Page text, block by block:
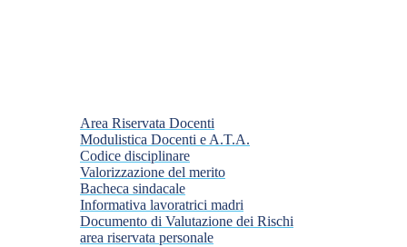
Area Riservata Docenti
Modulistica Docenti e A.T.A.
Codice disciplinare
Valorizzazione del merito
Bacheca sindacale
Informativa lavoratrici madri
Documento di Valutazione dei Rischi
area riservata personale